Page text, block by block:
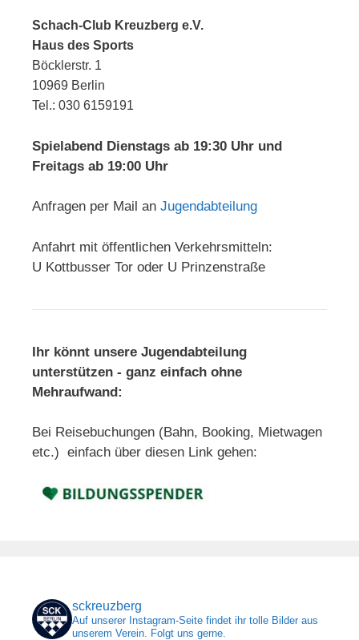
Schach-Club Kreuzberg e.V.
Haus des Sports
Böcklerstr. 1
10969 Berlin
Tel.: 030 6159191
Spielabend Dienstags ab 19:30 Uhr und
Freitags ab 19:00 Uhr
Anfragen per Mail an Jugendabteilung
Anfahrt mit öffentlichen Verkehrsmitteln:
U Kottbusser Tor oder U Prinzenstraße
Ihr könnt unsere Jugendabteilung
unterstützen - ganz einfach ohne
Mehraufwand:
Bei Reisebuchungen (Bahn, Booking, Mietwagen
etc.) einfach über diesen Link gehen:
sckreuzberg
Auf unserer Instagram-Seite findet ihr tolle Bilder aus
unserem Verein. Folgt uns gerne.